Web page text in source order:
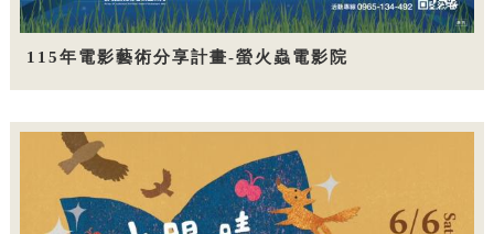
115年電影藝術分享計畫-螢火蟲電影院